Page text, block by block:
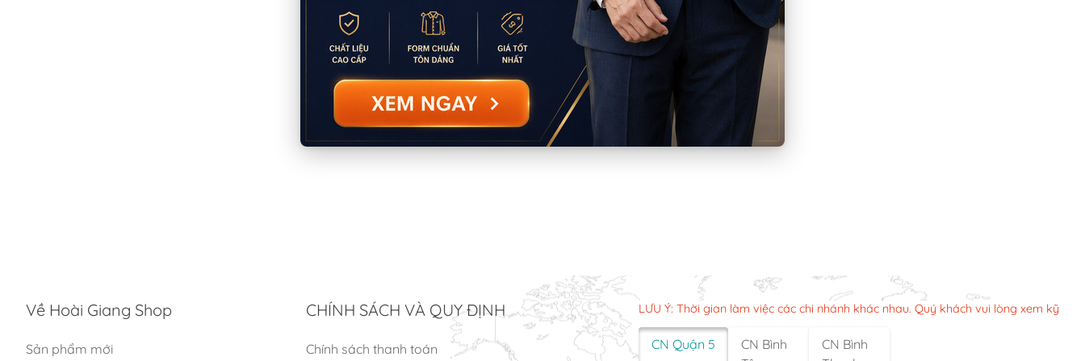
Về Hoài Giang Shop
Sản phẩm mới
CHÍNH SÁCH VÀ QUY ĐỊNH
Chính sách thanh toán
LƯU Ý: Thời gian làm việc các chi nhánh khác nhau. Quý khách vui lòng xem kỹ
CN Quận 5
CN Bình
CN Bình